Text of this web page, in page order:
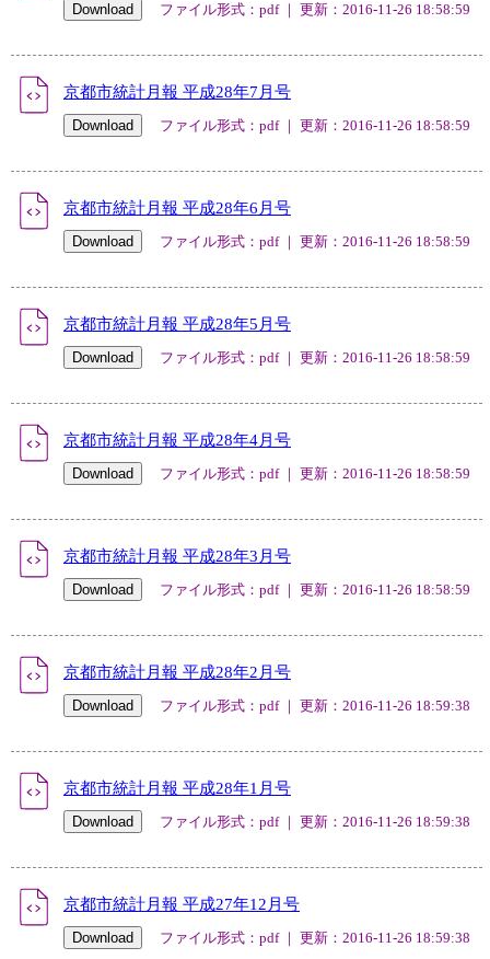
ファイル形式：pdf ｜ 更新：2016-11-26 18:58:59
京都市統計月報 平成28年7月号
ファイル形式：pdf ｜ 更新：2016-11-26 18:58:59
京都市統計月報 平成28年6月号
ファイル形式：pdf ｜ 更新：2016-11-26 18:58:59
京都市統計月報 平成28年5月号
ファイル形式：pdf ｜ 更新：2016-11-26 18:58:59
京都市統計月報 平成28年4月号
ファイル形式：pdf ｜ 更新：2016-11-26 18:58:59
京都市統計月報 平成28年3月号
ファイル形式：pdf ｜ 更新：2016-11-26 18:58:59
京都市統計月報 平成28年2月号
ファイル形式：pdf ｜ 更新：2016-11-26 18:59:38
京都市統計月報 平成28年1月号
ファイル形式：pdf ｜ 更新：2016-11-26 18:59:38
京都市統計月報 平成27年12月号
ファイル形式：pdf ｜ 更新：2016-11-26 18:59:38